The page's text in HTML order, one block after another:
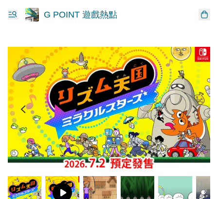
G POINT 遊戲熱點